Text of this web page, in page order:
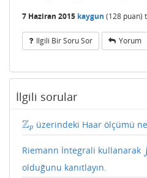
7 Haziran 2015 kaygun (128 puan)
Ilgili Bir Soru Sor Yorum
İlgili sorular
Zp
Zp üzerindeki Haar ölçümü
Riemann İntegrali kullanarak ∫
olduğunu kanıtlayın.